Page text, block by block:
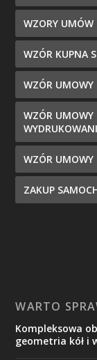
WZORY UMÓW
WZÓR KUPNA
WZÓR UMOWY
WZÓR UMOWY
WZÓR UMOWY
ZAKUP
WARTO
Kompleksowa
geometria kół i